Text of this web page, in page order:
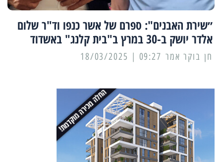
״שירת האבנים": ספרם של אשר כנפו וד"ר שלום
אלדר יושק ב-30 במרץ ב"בית קלנג" באשדוד
09:27 | 18/03/2025